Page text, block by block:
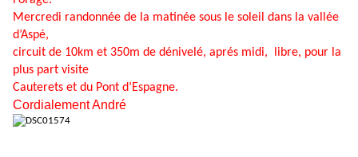
Mercredi randonnée de la matinée sous le soleil dans la vallée
d’Aspé,
circuit de 10km et 350m de dénivelé, aprés midi, libre, pour la
plus part visite
Cauterets et du Pont d’Espagne.
Cordialement André